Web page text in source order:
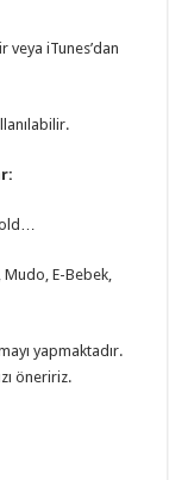
veya iTunes’dan
Mudo, E-Bebek,
yapmaktadır.
öneririz.